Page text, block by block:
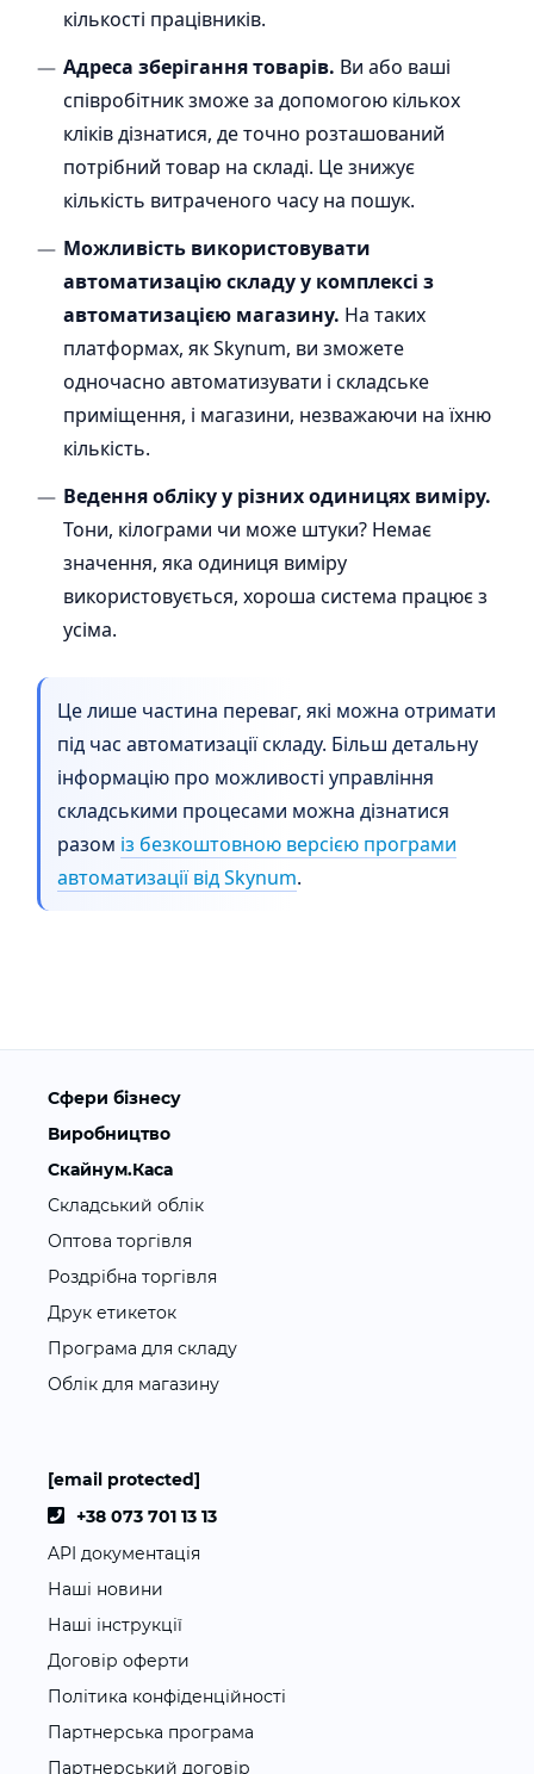
кількості працівників.
Адреса зберігання товарів. Ви або ваші
співробітник зможе за допомогою кількох
кліків дізнатися, де точно розташований
потрібний товар на складі. Це знижує
кількість витраченого часу на пошук.
Можливість використовувати
автоматизацію складу у комплексі з
автоматизацією магазину. На таких
платформах, як Skynum, ви зможете
одночасно автоматизувати і складське
приміщення, і магазини, незважаючи на їхню
кількість.
Ведення обліку у різних одиницях виміру.
Тони, кілограми чи може штуки? Немає
значення, яка одиниця виміру
використовується, хороша система працює з
усіма.
Це лише частина переваг, які можна отримати
під час автоматизації складу. Більш детальну
інформацію про можливості управління
складськими процесами можна дізнатися
разом із безкоштовною версією програми
автоматизації від Skynum.
Сфери бізнесу
Виробництво
Скайнум.Каса
Складський облік
Оптова торгівля
Роздрібна торгівля
Друк етикеток
Програма для складу
Облік для магазину
[email protected]
+38 073 701 13 13
API документація
Наші новини
Наші інструкції
Договір оферти
Політика конфіденційності
Партнерська програма
Партнерський договір